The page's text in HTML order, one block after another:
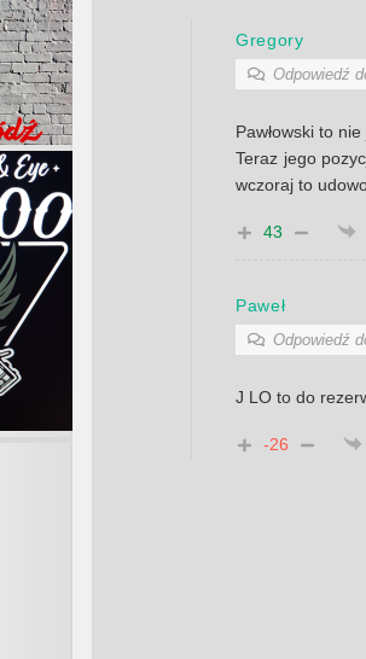
Gregory
Odpowiedź
Pawłowski to
Teraz jego
wczoraj to
43
Paweł
Odpowiedź
J LO to do
-26